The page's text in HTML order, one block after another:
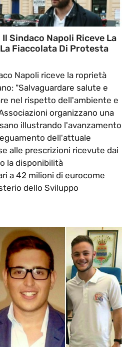
Sindaco Napoli Riceve La
Fiaccolata Di Protesta
Napoli riceve la roprietà
"Salvaguardare salute e
nel rispetto dell'ambiente e
organizzano una
illustrando l'avanzamento
dell'attuale
alle prescrizioni ricevute dai
la disponibilità
a 42 milioni di eurocome
dello Sviluppo